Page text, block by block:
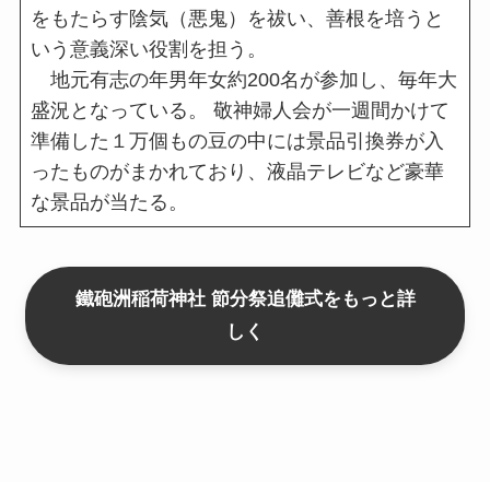
をもたらす陰気（悪鬼）を祓い、善根を培うと
いう意義深い役割を担う。
地元有志の年男年女約200名が参加し、毎年大
盛況となっている。 敬神婦人会が一週間かけて
準備した１万個もの豆の中には景品引換券が入
ったものがまかれており、液晶テレビなど豪華
な景品が当たる。
鐵砲洲稲荷神社 節分祭追儺式をもっと詳
しく